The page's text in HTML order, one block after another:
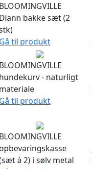
BLOOMINGVILLE
Diann bakke sæt (2
Gå til produkt
BLOOMINGVILLE
hundekurv - naturligt
materiale
Gå til produkt
BLOOMINGVILLE
opbevaringskasse
á 2) i sølv metal